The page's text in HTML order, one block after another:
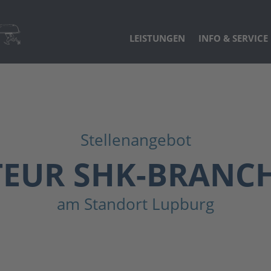
LEISTUNGEN INFO & SERVICE
Stellenangebot
SHK-
am Standort Lupburg